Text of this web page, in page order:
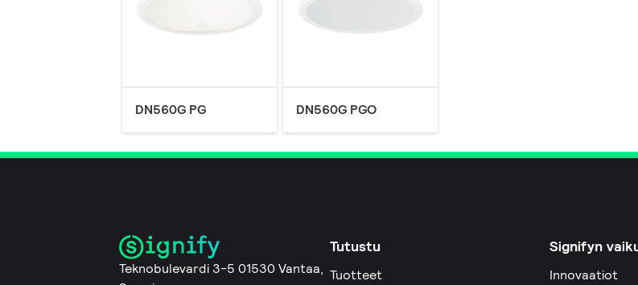
DN560G PG DN560G PGO
Teknobulevardi 3-5 01530 Vantaa,
Tutustu
Tuotteet
Signifyn
Innovaatiot